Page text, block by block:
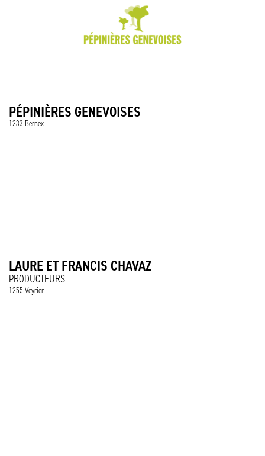
PÉPINIÈRES GENEVOISES
1233 Bernex
LAURE ET FRANCIS CHAVAZ
PRODUCTEURS
1255 Veyrier